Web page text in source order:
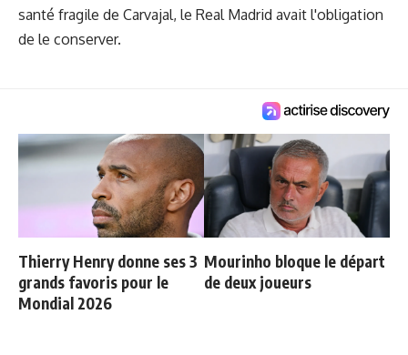
santé fragile de Carvajal, le Real Madrid avait l'obligation
de le conserver.
Thierry Henry donne ses 3
grands favoris pour le
Mondial 2026
Mourinho bloque le départ
de deux joueurs